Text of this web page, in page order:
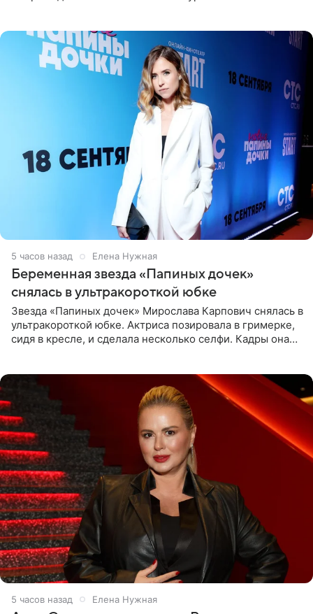
5 часов назад Елена Нужная
Беременная звезда «Папиных дочек»
снялась в ультракороткой юбке
Звезда «Папиных дочек» Мирослава Карпович снялась в
ультракороткой юбке. Актриса позировала в гримерке,
сидя в кресле, и сделала несколько селфи. Кадры она
5 часов назад Елена Нужная